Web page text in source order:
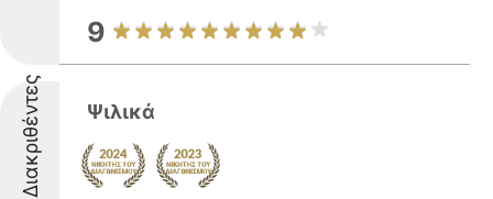
9
Διακριθέντες Ψιλικά